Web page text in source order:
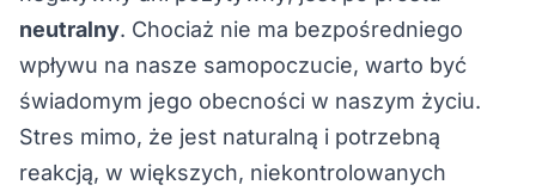
neutralny. Chociaż nie ma bezpośredniego
wpływu na nasze samopoczucie, warto być
świadomym jego obecności w naszym życiu.
Stres mimo, że jest naturalną i potrzebną
reakcją, w większych, niekontrolowanych